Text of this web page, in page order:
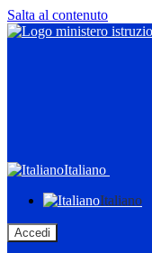
Salta al contenuto
Italiano
Italiano
Accedi